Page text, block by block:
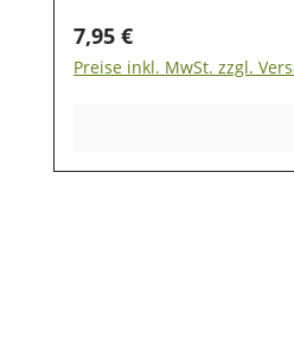
Regulärer Preis:
7,95 €
Preise inkl. MwSt. zzgl.